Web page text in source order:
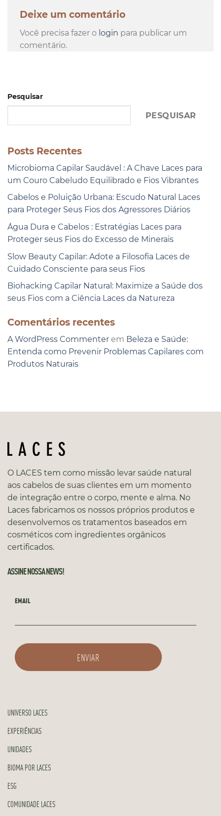
Deixe um comentário
Você precisa fazer o login para publicar um
comentário.
Pesquisar
PESQUISAR
Posts Recentes
Microbioma Capilar Saudável : A Chave Laces para
um Couro Cabeludo Equilibrado e Fios Vibrantes
Cabelos e Poluição Urbana: Escudo Natural Laces
para Proteger Seus Fios dos Agressores Diários
Água Dura e Cabelos : Estratégias Laces para
Proteger seus Fios do Excesso de Minerais
Slow Beauty Capilar: Adote a Filosofia Laces de
Cuidado Consciente para seus Fios
Biohacking Capilar Natural: Maximize a Saúde dos
seus Fios com a Ciência Laces da Natureza
Comentários recentes
A WordPress Commenter em Beleza e Saúde:
Entenda como Prevenir Problemas Capilares com
Produtos Naturais
O LACES tem como missão levar saúde natural
aos cabelos de suas clientes em um momento
de integração entre o corpo, mente e alma. No
Laces fabricamos os nossos próprios produtos e
desenvolvemos os tratamentos baseados em
cosméticos com ingredientes orgânicos
certificados.
ASSINE NOSSA NEWS!
EMAIL
UNIVERSO LACES
EXPERIÊNCIAS
UNIDADES
BIOMA POR LACES
ESG
COMUNIDADE LACES